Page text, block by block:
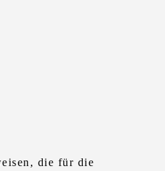
die für die